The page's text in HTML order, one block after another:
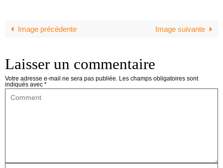
Image précédente Image suivante
Laisser un commentaire
Votre adresse e-mail ne sera pas publiée. Les champs obligatoires sont
indiqués avec *